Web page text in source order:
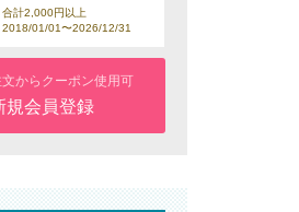
合計2,000円以上
2018/01/01〜2026/12/31
からクーポン使用可
規会員登録